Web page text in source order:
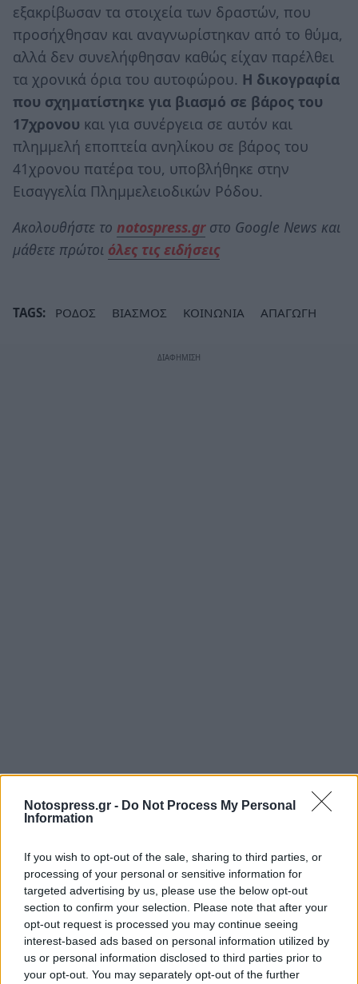
Notospress.gr - Do Not Process My Personal
Information
If you wish to opt-out of the sale, sharing to third parties, or
processing of your personal or sensitive information for
targeted advertising by us, please use the below opt-out
section to confirm your selection. Please note that after your
opt-out request is processed you may continue seeing
interest-based ads based on personal information utilized by
us or personal information disclosed to third parties prior to
your opt-out. You may separately opt-out of the further
εξακρίβωσαν τα στοιχεία των δραστών, που
προσήχθησαν και αναγνωρίστηκαν από το θύμα,
αλλά δεν συνελήφθησαν καθώς είχαν παρέλθει
τα χρονικά όρια του αυτοφώρου. Η δικογραφία
που σχηματίστηκε για βιασμό σε βάρος του
17χρονου και για συνέργεια σε αυτόν και
πλημμελή εποπτεία ανηλίκου σε βάρος του
41χρονου πατέρα του, υποβλήθηκε στην
Εισαγγελία Πλημμελειοδικών Ρόδου.
Ακολουθήστε το notospress.grστο Google News και
μάθετε πρώτοι όλες τις ειδήσεις
TAGS: ΡΟΔΟΣ ΒΙΑΣΜΟΣ ΚΟΙΝΩΝΙΑ ΑΠΑΓΩΓΗ
Σχετικά Άρθρα